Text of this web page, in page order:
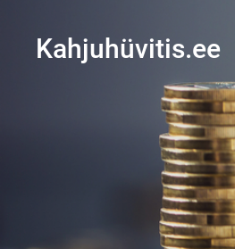
Kahjuhüvitis.ee